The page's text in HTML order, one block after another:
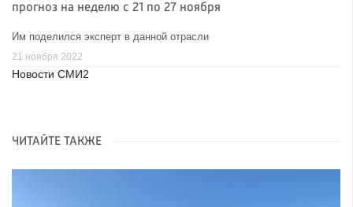
прогноз на неделю с 21 по 27 ноября
Им поделился эксперт в данной отрасли
21 ноября 2022
Новости СМИ2
ЧИТАЙТЕ ТАКЖЕ